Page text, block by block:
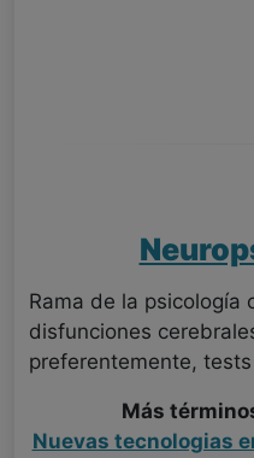
Rama de la psicología
disfunciones
preferentemente,
Más
Nuevas tecnologias